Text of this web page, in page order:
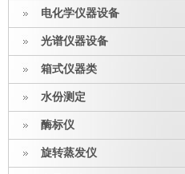
电化学仪器设备
光谱仪器设备
箱式仪器类
水份测定
酶标仪
旋转蒸发仪